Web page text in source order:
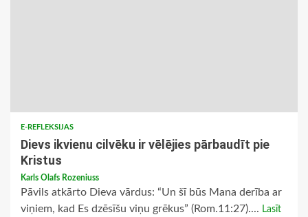
E-REFLEKSIJAS
Dievs ikvienu cilvēku ir vēlējies pārbaudīt pie
Kristus
Karls Olafs Rozeniuss
Pāvils atkārto Dieva vārdus: “Un šī būs Mana derība ar
viņiem, kad Es dzēsīšu viņu grēkus” (Rom.11:27).... Lasīt